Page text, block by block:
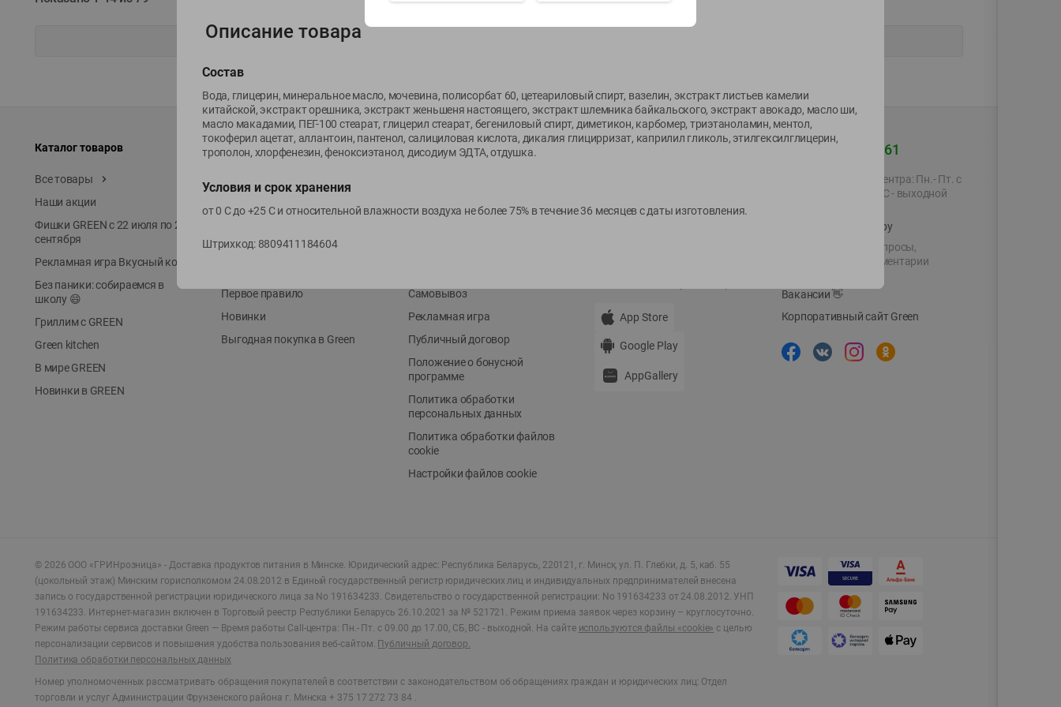
Каталог товаров
Все товары
Наши акции
Фишки GREEN с 22 июля по 22
сентября
Рекламная игра Вкусный код
Без паники: собираемся в
школу 😄
Гриллим с GREEN
Green kitchen
В мире GREEN
Новинки в GREEN
Специально для вас
Prime Steak
Первое правило
Новинки
Выгодная покупка в Green
О сервисе
Самовывоз
Рекламная игра
Публичный договор
Положение о бонусной
программе
Политика обработки
персональных данных
Политика обработки файлов
cookie
Настройки файлов cookie
Мой Green
App Store
Google Play
AppGallery
+375 44 560-60-61
Время работы Call-центра: Пн.- Пт. с
09.00 до 17.00, СБ, ВС - выходной
shop@green-market.by
Пишите нам свои вопросы,
предложения и комментарии
Вакансии👋
Корпоративный сайт Green
© 2026 ООО «ГРИНрозница» - Доставка продуктов питания в Минске. Юридический адрес: Республика Беларусь, 220121, г. Минск, ул. П. Глебки, д. 5, каб. 55
(цокольный этаж) Минским горисполкомом 24.08.2012 в Единый государственный регистр юридических лиц и индивидуальных предпринимателей внесена
запись о государственной регистрации юридического лица за No 191634233. Свидетельство о государственной регистрации: No 191634233 от 24.08.2012. УНП
191634233. Интернет-магазин включен в Торговый реестр Республики Беларусь 26.10.2021 за № 521721. Режим приема заявок через корзину – круглосуточно.
Режим работы сервиса доставки Green — Время работы Call-центра: Пн.- Пт. с 09.00 до 17.00, СБ, ВС - выходной. На сайте используются файлы «cookie» с целью
персонализации сервисов и повышения удобства пользования веб-сайтом. Публичный договор.
Политика обработки персональных данных
Номер уполномоченных рассматривать обращения покупателей в соответствии с законодательством об обращениях граждан и юридических лиц: Отдел
торговли и услуг Администрации Фрунзенского района г. Минска + 375 17 272 73 84 .
Описание товара
Состав
Вода, глицерин, минеральное масло, мочевина, полисорбат 60, цетеариловый спирт, вазелин, экстракт листьев камелии
китайской, экстракт орешника, экстракт женьшеня настоящего, экстракт шлемника байкальского, экстракт авокадо, масло ши,
масло макадамии, ПЕГ-100 стеарат, глицерил стеарат, бегениловый спирт, диметикон, карбомер, триэтаноламин, ментол,
токоферил ацетат, аллантоин, пантенол, салициловая кислота, дикалия глицирризат, каприлил гликоль, этилгексилглицерин,
трополон, хлорфенезин, феноксиэтанол, дисодиум ЭДТА, отдушка.
Условия и срок хранения
от 0 С до +25 С и относительной влажности воздуха не более 75% в течение 36 месяцев с даты изготовления.
Штрихкод: 8809411184604